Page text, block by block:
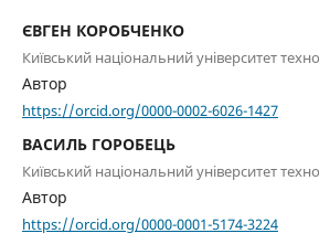
ЄВГЕН КОРОБЧЕНКО
Київський національний університет
Автор
https://orcid.org/0000-0002-6026-1427
ВАСИЛЬ ГОРОБЕЦЬ
Київський національний університет
Автор
https://orcid.org/0000-0001-5174-3224